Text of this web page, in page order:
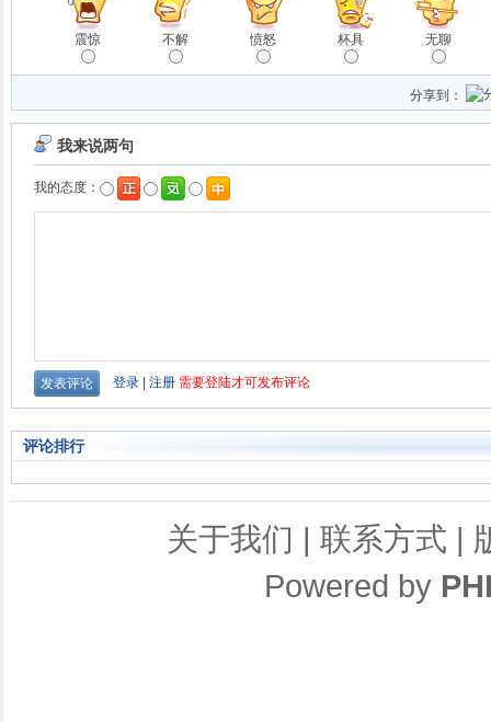
震惊 不解 愤怒 杯具 无聊
分享到：
评论排行
关于我们 | 联系方式 |
Powered by